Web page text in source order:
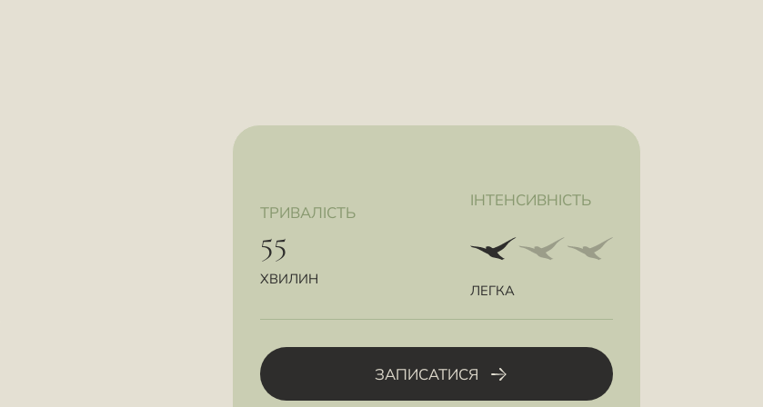
ТРИВАЛІСТЬ
55
ХВИЛИН
ІНТЕНСИВНІСТЬ
ЛЕГКА
ЗАПИСАТИСЯ